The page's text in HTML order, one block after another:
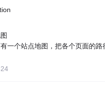
一个站点地图，把各个页面的路